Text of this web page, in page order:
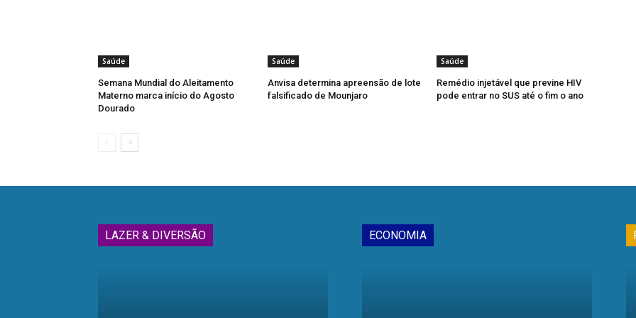
Saúde
Semana Mundial do Aleitamento
Materno marca início do Agosto
Dourado
Saúde
Anvisa determina apreensão de lote
falsificado de Mounjaro
Saúde
Remédio injetável que previne HIV
pode entrar no SUS até o fim o ano
LAZER & DIVERSÃO ECONOMIA